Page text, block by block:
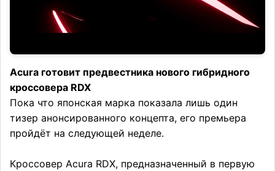
Acura готовит предвестника нового гибридного
кроссовера RDX
Пока что японская марка показала лишь один
тизер анонсированного концепта, его премьера
пройдёт на следующей неделе.
Кроссовер Acura RDX, предназначенный в первую